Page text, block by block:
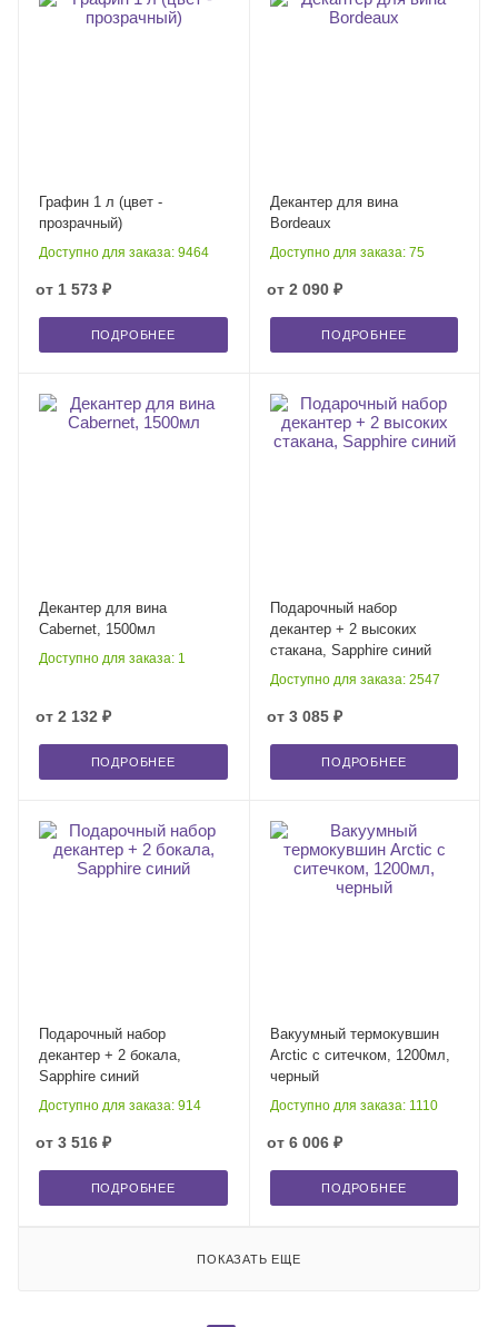
Графин 1 л (цвет -
прозрачный)
Доступно для заказа: 9464
от 1 573 ₽
ПОДРОБНЕЕ
Декантер для вина
Bordeaux
Доступно для заказа: 75
от 2 090 ₽
ПОДРОБНЕЕ
Декантер для вина
Cabernet, 1500мл
Доступно для заказа: 1
от 2 132 ₽
ПОДРОБНЕЕ
Подарочный набор
декантер + 2 высоких
стакана, Sapphire синий
Доступно для заказа: 2547
от 3 085 ₽
ПОДРОБНЕЕ
Подарочный набор
декантер + 2 бокала,
Sapphire синий
Доступно для заказа: 914
от 3 516 ₽
ПОДРОБНЕЕ
Вакуумный термокувшин
Arctic с ситечком, 1200мл,
черный
Доступно для заказа: 1110
от 6 006 ₽
ПОДРОБНЕЕ
ПОКАЗАТЬ ЕЩЕ